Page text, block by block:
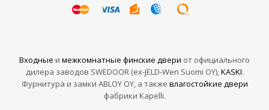
Входные и межкомнатные финские двери от официального
дилера заводов SWEDOOR (ex-JELD-Wen Suomi OY),KASKI.
Фурнитура и замки ABLOY OY, а также влагостойкие двери
фабрики Kapelli.